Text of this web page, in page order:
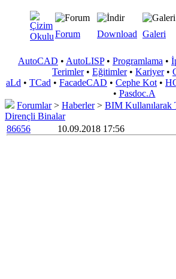
Forum Download Galeri
AutoCAD • AutoLISP• Programlama •
Terimler• Eğitimler• Kariyer•
aLd • TCad • FacadeCAD • Cephe Kot •
• Pasdoc.A
Forumlar> Haberler> BIM Kullanılarak
Dirençli Binalar
86656
10.09.2018 17:56